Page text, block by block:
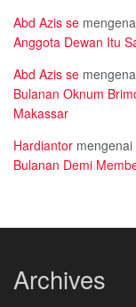
Abd Azis se
Anggota Dewan Itu
Abd Azis se
Bulanan Oknum
Makassar
Hardiantor mengenai
Bulanan Demi
Archives